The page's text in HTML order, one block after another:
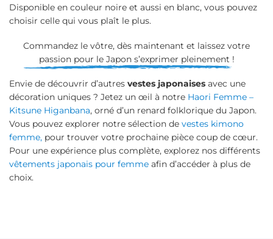
Disponible en couleur noire et aussi en blanc, vous pouvez
choisir celle qui vous plaît le plus.
Commandez le vôtre, dès maintenant et laissez votre
passion pour le Japon s’exprimer pleinement !
Envie de découvrir d’autres vestes japonaises avec une
décoration uniques ? Jetez un œil à notre Haori Femme –
Kitsune Higanbana, orné d’un renard folklorique du Japon.
Vous pouvez explorer notre sélection de vestes kimono
femme, pour trouver votre prochaine pièce coup de cœur.
Pour une expérience plus complète, explorez nos différents
vêtements japonais pour femme afin d’accéder à plus de
choix.